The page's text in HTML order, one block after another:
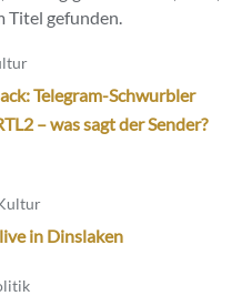
Titel gefunden.
Telegram-Schwurbler
– was sagt der Sender?
in Dinslaken